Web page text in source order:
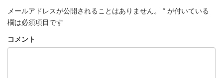
メールアドレスが公開されることはありません。 * が付いている
欄は必須項目です
コメント